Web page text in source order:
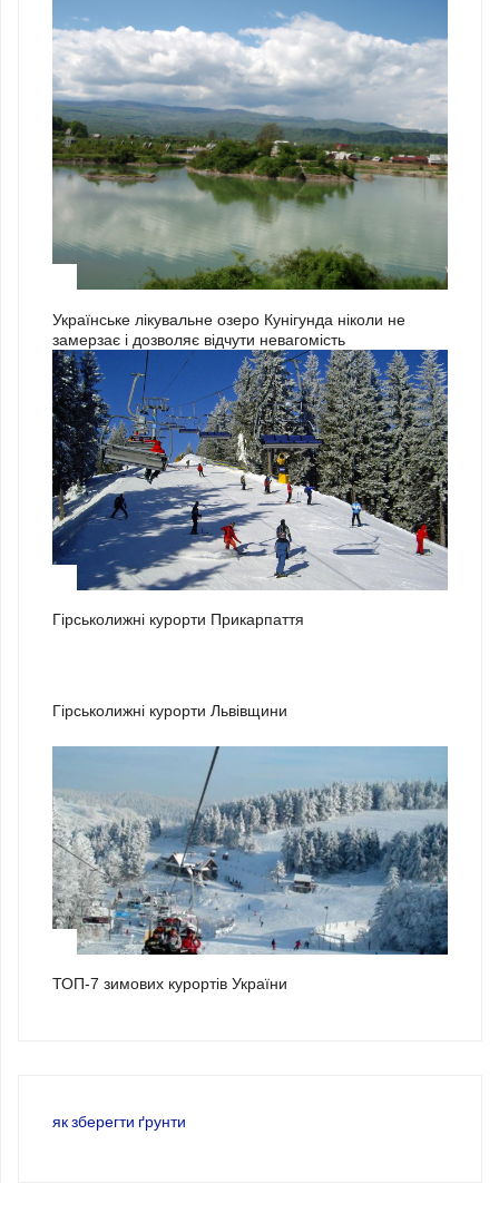
Українське лікувальне озеро Кунігунда ніколи не
замерзає і дозволяє відчути невагомість
Гірськолижні курорти Прикарпаття
Гірськолижні курорти Львівщини
ТОП-7 зимових курортів України
як зберегти ґрунти